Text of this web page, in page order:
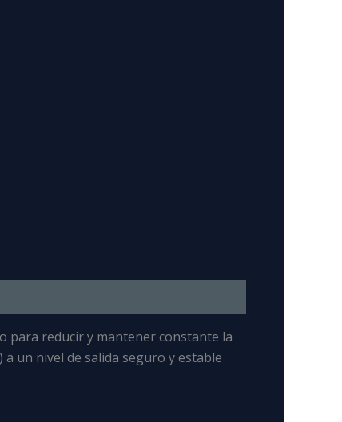
para reducir y mantener constante la
un nivel de salida seguro y estable